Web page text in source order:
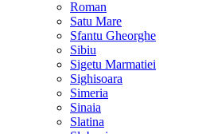
Roman
Satu Mare
Sfantu Gheorghe
Sibiu
Sigetu Marmatiei
Sighisoara
Simeria
Sinaia
Slatina